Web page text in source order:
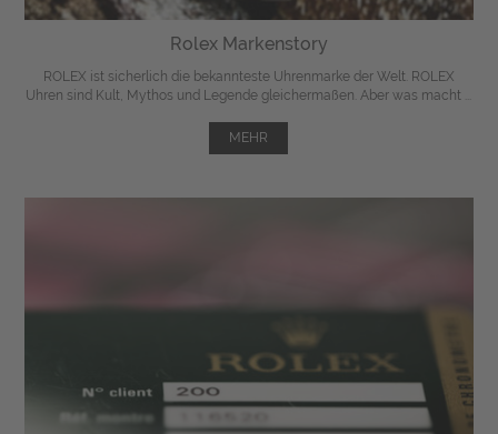
Rolex Markenstory
ROLEX ist sicherlich die bekannteste Uhrenmarke der Welt. ROLEX
Uhren sind Kult, Mythos und Legende gleichermaßen. Aber was macht ...
MEHR